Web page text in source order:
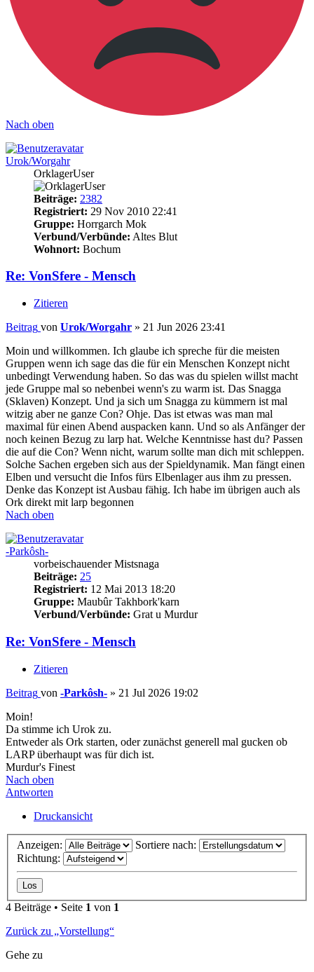
Nach oben
Urok/Worgahr
OrklagerUser
Beiträge: 2382
Registriert: 29 Nov 2010 22:41
Gruppe: Horrgarch Mok
Verbund/Verbünde: Altes Blut
Wohnort: Bochum
Re: VonSfere - Mensch
Zitieren
Beitrag von Urok/Worgahr » 21 Jun 2026 23:41
Moin und willkommen. Ich glaube ich spreche für die meisten
Gruppen wenn ich sage das die für ein Menschen Konzept nicht
unbedingt Verwendung haben. So das was du spielen willst macht
jede Gruppe mal so nebenbei wenn's zu warm ist. Das Snagga
(Sklaven) Konzept. Und ja sich um Snagga zu kümmern ist mal
witzig aber ne ganze Con? Ohje. Das ist etwas was man mal
maximal für einen Abend auspacken kann. Und so als Anfänger der
noch keinen Bezug zu larp hat. Welche Kenntnisse hast du? Passen
die auf die Con? Wenn nicht, warum sollte man dich mit schleppen.
Solche Sachen ergeben sich aus der Spieldynamik. Man fängt einen
Elben und versucht die Infos fürs Elbenlager aus ihm zu pressen.
Denke das Konzept ist Ausbau fähig. Ich habe im übrigen auch als
Ork direkt mit larp begonnen
Nach oben
-Parkôsh-
vorbeischauender Mistsnaga
Beiträge: 25
Registriert: 12 Mai 2013 18:20
Gruppe: Maubûr Takhbork'karn
Verbund/Verbünde: Grat u Murdur
Re: VonSfere - Mensch
Zitieren
Beitrag von -Parkôsh- » 21 Jul 2026 19:02
Moin!
Da stimme ich Urok zu.
Entweder als Ork starten, oder zunächst generell mal gucken ob
LARP überhaupt was für dich ist.
Murdur's Finest
Nach oben
Antworten
Druckansicht
Anzeigen:
Sortiere nach:
Richtung:
4 Beiträge • Seite 1 von 1
Zurück zu „Vorstellung“
Gehe zu